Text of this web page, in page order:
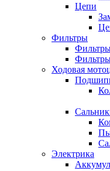
Цепи
Фильтры
Ходовая
Электрика